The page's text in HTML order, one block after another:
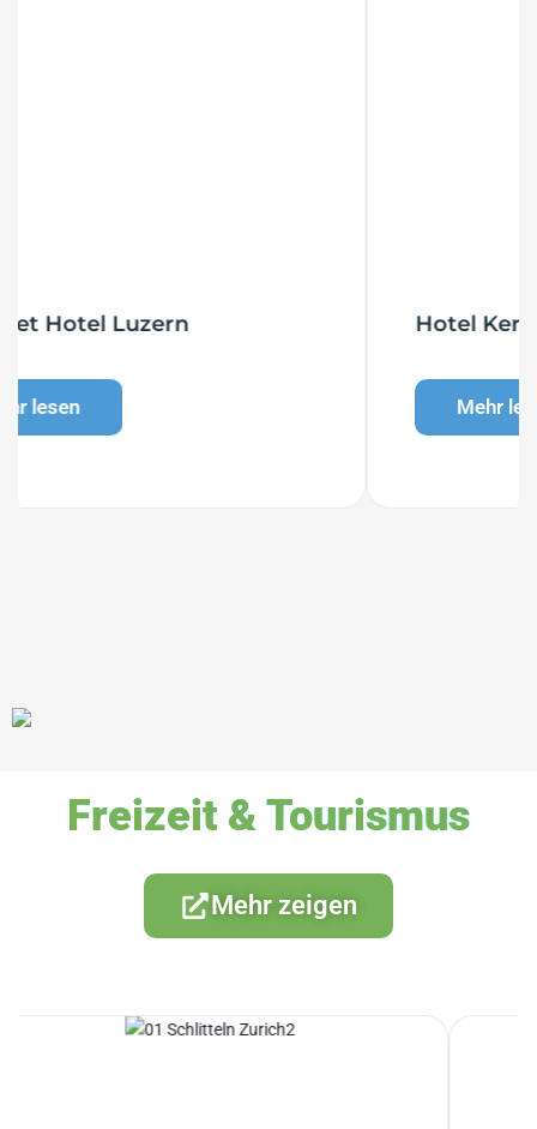
Hotel Kernen
Freizeit & Tourismus
Mehr zeigen